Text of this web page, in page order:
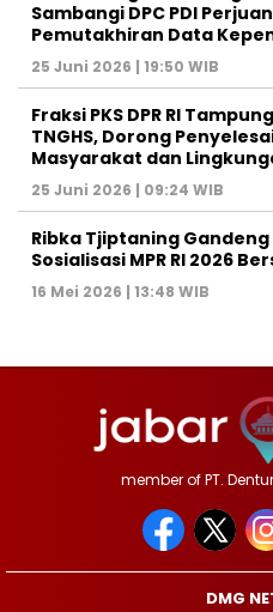
Sambangi DPC PDI
Pemutakhiran Data
25 Juni 2026 | 19:50 WIB
‎Fraksi PKS DPR RI
TNGHS, Dorong
Masyarakat dan
25 Juni 2026 | 09:24 WIB
Ribka Tjiptaning
Sosialisasi MPR RI 2026
16 Mei 2026 | 13:48 WIB
member of PT.
DMG